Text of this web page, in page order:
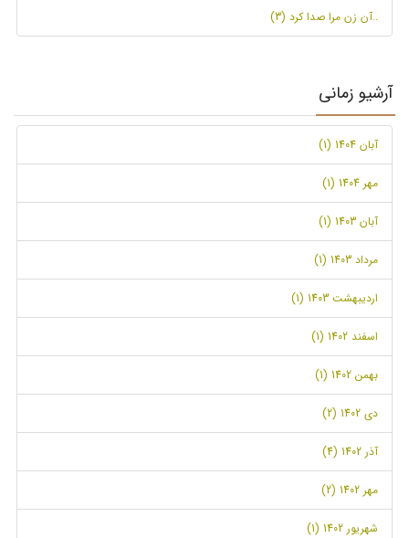
..آن زن مرا صدا کرد (3)
آرشیو زمانی
آبان 1404 (1)
مهر 1404 (1)
آبان 1403 (1)
مرداد 1403 (1)
اردیبهشت 1403 (1)
اسفند 1402 (1)
بهمن 1402 (1)
دی 1402 (2)
آذر 1402 (4)
مهر 1402 (2)
شهریور 1402 (1)